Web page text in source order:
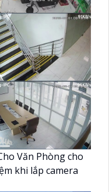
Văn Phòng cho
khi lắp camera